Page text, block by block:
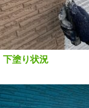
塗り状況